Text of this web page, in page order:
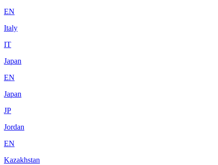
EN
Italy
IT
Japan
EN
Japan
JP
Jordan
EN
Kazakhstan